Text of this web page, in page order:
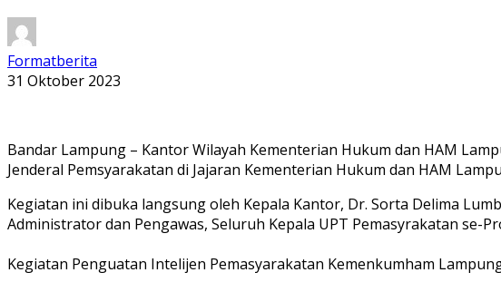
Formatberita
31 Oktober 2023
Bandar Lampung – Kantor Wilayah Kementerian Hukum dan HAM
Jenderal Pemsyarakatan di Jajaran Kementerian Hukum dan HAM
Kegiatan ini dibuka langsung oleh Kepala Kantor, Dr. Sorta Delima
Administrator dan Pengawas, Seluruh Kepala UPT Pemasyrakatan se-
Kegiatan Penguatan Intelijen Pemasyarakatan Kemenkumham